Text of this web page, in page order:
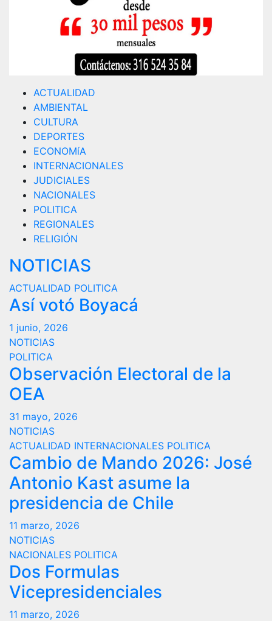
ACTUALIDAD
AMBIENTAL
CULTURA
DEPORTES
ECONOMíA
INTERNACIONALES
JUDICIALES
NACIONALES
POLITICA
REGIONALES
RELIGIÓN
NOTICIAS
ACTUALIDAD POLITICA
Así votó Boyacá
1 junio, 2026
NOTICIAS
POLITICA
Observación Electoral de la
OEA
31 mayo, 2026
NOTICIAS
ACTUALIDAD INTERNACIONALES POLITICA
Cambio de Mando 2026: José
Antonio Kast asume la
presidencia de Chile
11 marzo, 2026
NOTICIAS
NACIONALES POLITICA
Dos Formulas
Vicepresidenciales
11 marzo, 2026